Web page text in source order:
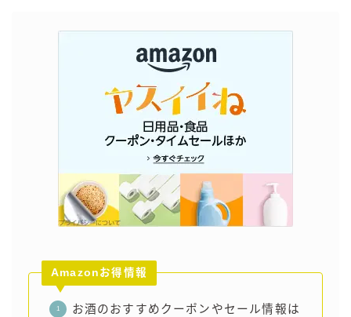
素滴しぼり
Amazon
楽天
運営者情報
Amazonお得情報
お酒のおすすめクーポンやセール情報は